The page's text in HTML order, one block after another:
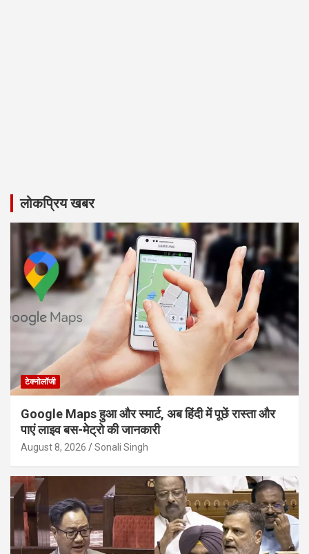
लोकप्रिय खबर
टेक्नोलॉजी
Google Maps हुआ और स्मार्ट, अब हिंदी में पूछें रास्ता और
पाएं लाइव बस-मेट्रो की जानकारी
August 8, 2026 Sonali Singh